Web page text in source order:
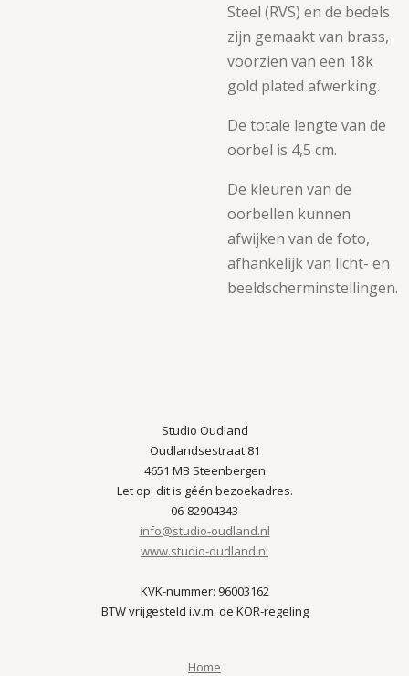
Steel (RVS) en de bedels
zijn gemaakt van brass,
voorzien van een 18k
gold plated afwerking.
De totale lengte van de
oorbel is 4,5 cm.
De kleuren van de
oorbellen kunnen
afwijken van de foto,
afhankelijk van licht- en
beeldscherminstellingen.
Studio Oudland
Oudlandsestraat 81
4651 MB Steenbergen
Let op: dit is géén bezoekadres.
06-82904343
info@studio-oudland.nl
www.studio-oudland.nl
KVK-nummer: 96003162
BTW vrijgesteld i.v.m. de KOR-regeling
Home